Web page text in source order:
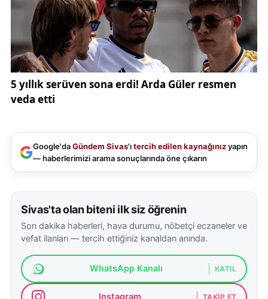
Google'daGündem Sivas'ıtercih edilen kaynağınızyapın
— haberlerimizi arama sonuçlarında öne çıkarın
Sivas'ta olan biteni ilk siz öğrenin
Son dakika haberleri, hava durumu, nöbetçi eczaneler ve
vefat ilanları — tercih ettiğiniz kanaldan anında.
WhatsApp Kanalı KATIL
Instagram TAKIP ET